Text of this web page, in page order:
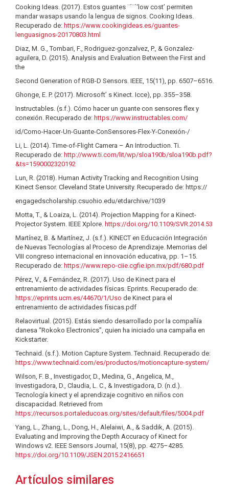
Cooking Ideas. (2017). Estos guantes ¨´¨´‘low cost’ permiten
mandar wasaps usando la lengua de signos. Cooking Ideas.
Recuperado de: https://www.cookingideas.es/guantes-
lenguasignos-20170803.html
Diaz, M. G., Tombari, F., Rodriguez-gonzalvez, P., & Gonzalez-
aguilera, D. (2015). Analysis and Evaluation Between the First and
the
Second Generation of RGB-D Sensors. IEEE, 15(11), pp. 6507–6516.
Ghonge, E. P. (2017). Microsoft’ s Kinect. Icce), pp. 355–358.
Instructables. (s.f.). Cómo hacer un guante con sensores flex y
conexión. Recuperado de: https://www.instructables.com/
id/Como-Hacer-Un-Guante-ConSensores-Flex-Y-Conexión-/
Li, L. (2014). Time-of-Flight Camera – An Introduction. Ti.
Recuperado de: http://www.ti.com/lit/wp/sloa190b/sloa190b.pdf?
&ts=1590002320192
Lun, R. (2018). Human Activity Tracking and Recognition Using
Kinect Sensor. Cleveland State University. Recuperado de: https://
engagedscholarship.csuohio.edu/etdarchive/1039
Motta, T., & Loaiza, L. (2014). Projection Mapping for a Kinect-
Projector System. IEEE Xplore. https://doi.org/10.1109/SVR.2014.53
Martínez, B. & Martínez, J. (s.f.). KINECT en Educación Integración
de Nuevas Tecnologías al Proceso de Aprendizaje. Memorias del
VIII congreso internacional en innovación educativa, pp. 1–15.
Recuperado de: https://www.repo-ciie.cgfie.ipn.mx/pdf/680.pdf
Pérez, V., & Fernández, R. (2017). Uso de Kinect para el
entrenamiento de actividades físicas. Eprints. Recuperado de:
https://eprints.ucm.es/44670/1/Uso de Kinect para el
entrenamiento de actividades físicas.pdf
Relaovirtual. (2015). Estás siendo desarrollado por la compañía
danesa “Rokoko Electronics”, quien ha iniciado una campaña en
Kickstarter.
Technaid. (s.f.). Motion Capture System. Technaid. Recuperado de:
https://www.technaid.com/es/productos/motioncapture-system/
Wilson, F. B., Investigador, D., Medina, G., Angelica, M.,
Investigadora, D., Claudia, L. C., & Investigadora, D. (n.d.).
Tecnología kinect y el aprendizaje cognitivo en niños con
discapacidad. Retrieved from
https://recursos.portaleducoas.org/sites/default/files/5004.pdf
Yang, L., Zhang, L., Dong, H., Alelaiwi, A., & Saddik, A. (2015).
Evaluating and Improving the Depth Accuracy of Kinect for
Windows v2. IEEE Sensors Journal, 15(8), pp. 4275–4285.
https://doi.org/10.1109/JSEN.2015.2416651
Artículos similares